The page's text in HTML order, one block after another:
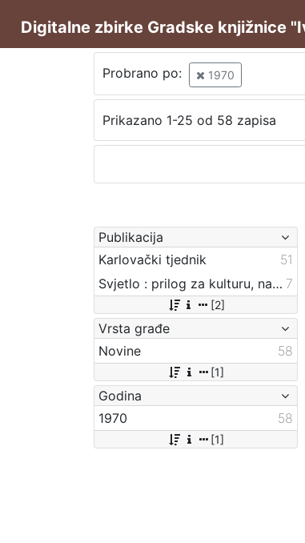
Digitalne zbirke Gradske knjižnice
Probrano po: 1970
Prikazano 1-25 od 58 zapisa
Publikacija
Karlovački tjednik
51
Svjetlo : prilog za kulturu, nauku i umjetnost. 7
[2]
Vrsta građe
Novine
58
[1]
Godina
1970
58
[1]